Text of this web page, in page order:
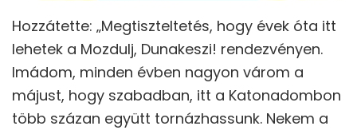
Hozzátette: „Megtiszteltetés, hogy évek óta itt
lehetek a Mozdulj, Dunakeszi! rendezvényen.
Imádom, minden évben nagyon várom a
májust, hogy szabadban, itt a Katonadombon
több százan együtt tornázhassunk. Nekem a